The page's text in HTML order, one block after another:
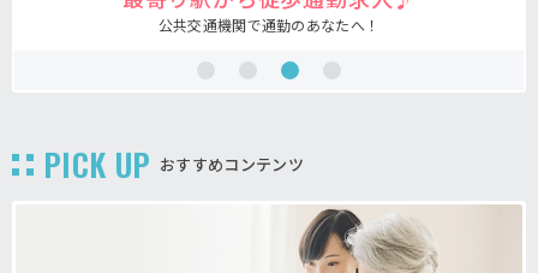
公共交通機関で通勤のあなたへ！
PICK UP おすすめコンテンツ